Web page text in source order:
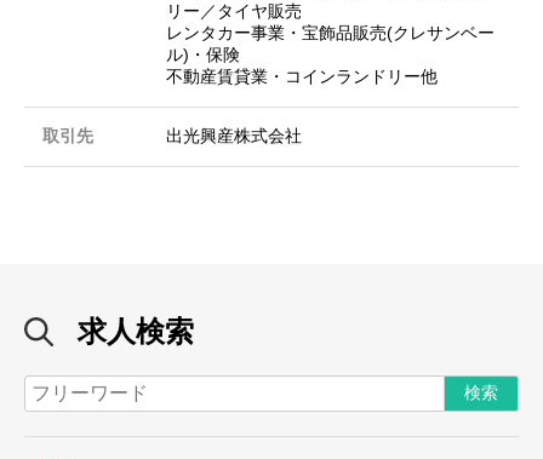
リー／タイヤ販売
レンタカー事業・宝飾品販売(クレサンベー
ル)・保険
不動産賃貸業・コインランドリー他
取引先 出光興産株式会社
求人検索